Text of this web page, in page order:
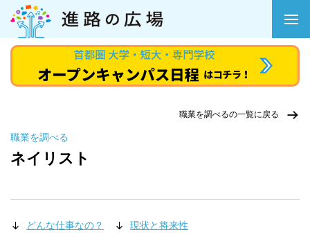
職業を調べるの一覧に戻る
職業を調べる
ネイリスト
どんな仕事なの？ 現状と将来性